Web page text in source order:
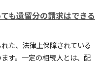
も遺留分の請求はできる
た、法律上保障されている
す。一定の相続人とは、配